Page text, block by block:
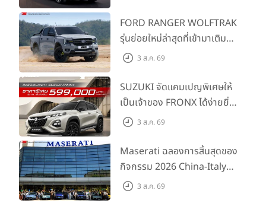
FORD RANGER WOLFTRAK
รุ่นย่อยใหม่ล่าสุดที่เข้ามาเติม
เต็มไลน์อัป พร้อมตอบโจทย์ทุก
พร้อมลุย ด้วยราคาพิเศษเริ่ม
ต้นที่ 9.49 แสนบาท
3 ส.ค. 69
SUZUKI จัดแคมเปญพิเศษให้
เป็นเจ้าของ FRONX ได้ง่ายยิ่ง
ขึ้นสำหรับรุ่น GL ราคาพิเศษ
200 คัน พร้อมข้อเสนอสุดคุ้ม
3 ส.ค. 69
Maserati ฉลองการสิ้นสุดของ
กิจกรรม 2026 China-Italy
Grand Tour ณ สำนักงาน
3 ส.ค. 69